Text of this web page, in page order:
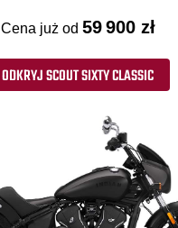
Cena już od 59 900 zł
ODKRYJ SCOUT SIXTY CLASSIC